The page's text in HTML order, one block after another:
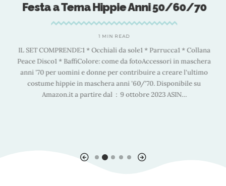
Festa a Tema Hippie Anni 50/60/70
1 MIN READ
IL SET COMPRENDE:1 * Occhiali da sole1 * Parrucca1 * Collana
Peace Disco1 * BaffiColore: come da fotoAccessori in maschera
anni '70 per uomini e donne per contribuire a creare l'ultimo
costume hippie in maschera anni '60/'70. Disponibile su
Amazon.it a partire dal ‏ : ‎ 9 ottobre 2023 ASIN…